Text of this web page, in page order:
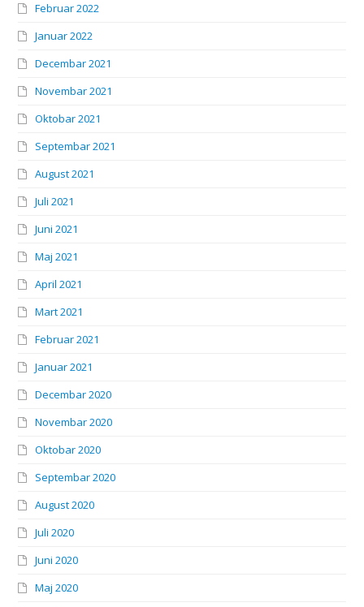
Februar 2022
Januar 2022
Decembar 2021
Novembar 2021
Oktobar 2021
Septembar 2021
August 2021
Juli 2021
Juni 2021
Maj 2021
April 2021
Mart 2021
Februar 2021
Januar 2021
Decembar 2020
Novembar 2020
Oktobar 2020
Septembar 2020
August 2020
Juli 2020
Juni 2020
Maj 2020